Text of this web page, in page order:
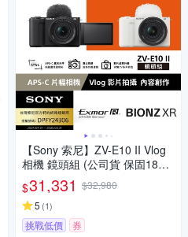
【Sony 索尼】ZV-E10 II Vlog
相機 鏡頭組 (公司貨 保固18+6
個月)
$31,331 $32,980
5 (1)
挑戰低價 券